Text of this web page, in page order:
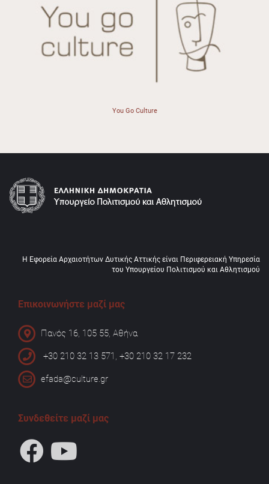
You Go Culture
Η Εφορεία Αρχαιοτήτων Δυτικής Αττικής είναι Περιφερειακή Υπηρεσία
του Υπουργείου Πολιτισμού και Αθλητισμού
Επικοινωνήστε μαζί μας
Πανός 16, 105 55, Αθήνα
+30 210 32 13 571, +30 210 32 17 232
efada@culture.gr
Συνδεθείτε μαζί μας